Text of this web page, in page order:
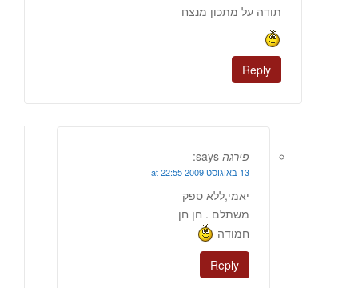
תודה על מתכון מנצח
Reply
פירגה says:
13 באוגוסט 2009 at 22:55
יאמי,ללא ספק
משתלם . חן חן
חמודה
Reply